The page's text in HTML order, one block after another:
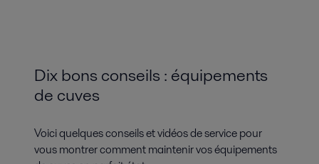
Dix bons conseils : équipements
de cuves
Voici quelques conseils et vidéos de service pour
vous montrer comment maintenir vos équipements